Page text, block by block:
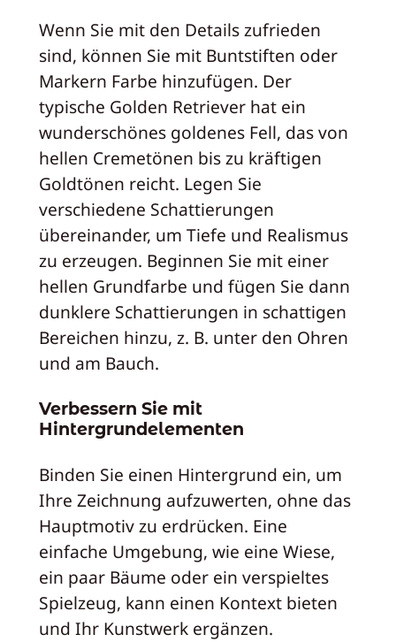
Wenn Sie mit den Details zufrieden
sind, können Sie mit Buntstiften oder
Markern Farbe hinzufügen. Der
typische Golden Retriever hat ein
wunderschönes goldenes Fell, das von
hellen Cremetönen bis zu kräftigen
Goldtönen reicht. Legen Sie
verschiedene Schattierungen
übereinander, um Tiefe und Realismus
zu erzeugen. Beginnen Sie mit einer
hellen Grundfarbe und fügen Sie dann
dunklere Schattierungen in schattigen
Bereichen hinzu, z. B. unter den Ohren
und am Bauch.
Verbessern Sie mit
Hintergrundelementen
Binden Sie einen Hintergrund ein, um
Ihre Zeichnung aufzuwerten, ohne das
Hauptmotiv zu erdrücken. Eine
einfache Umgebung, wie eine Wiese,
ein paar Bäume oder ein verspieltes
Spielzeug, kann einen Kontext bieten
und Ihr Kunstwerk ergänzen.